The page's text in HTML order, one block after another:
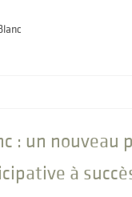
: un nouveau
à